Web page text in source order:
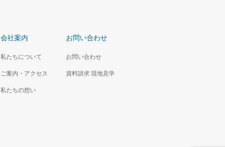
会社案内
私たちについて
ご案内・アクセス
私たちの想い
お問い合わせ
お問い合わせ
資料請求 現地見学